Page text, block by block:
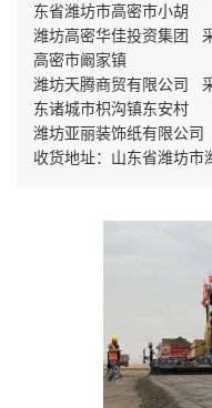
东省潍坊市高密市小胡
潍坊高密华佳投资集团
高密市阚家镇
潍坊天腾商贸有限公司
东诸城市枳沟镇东安村
潍坊亚丽装饰纸有限公
收货地址：山东省潍坊市